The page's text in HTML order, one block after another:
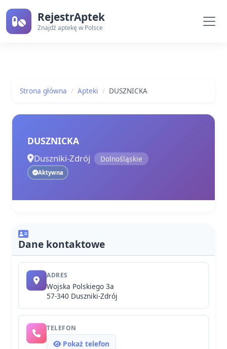
RejestrAptek
Znajdź aptekę w Polsce
Strona główna Apteki DUSZNICKA
DUSZNICKA
Duszniki-Zdrój Dolnośląskie
Aktywna
Dane kontaktowe
ADRES
Wojska Polskiego 3a
57-340 Duszniki-Zdrój
TELEFON
Pokaż telefon